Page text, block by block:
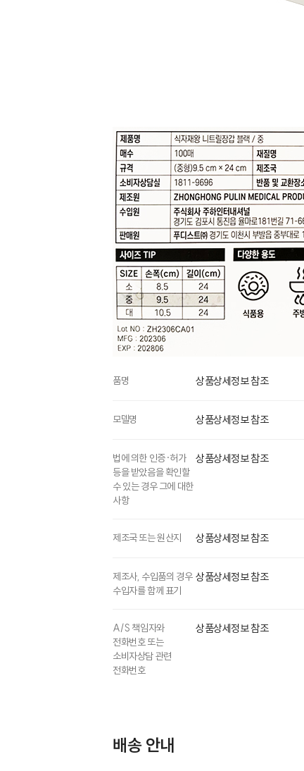
품명 상품상세정보 참조
모델명 상품상세정보 참조
법에 의한 인증·허가
등을 받았음을 확인할
수 있는 경우 그에 대한
사항
상품상세정보 참조
제조국 또는 원산지 상품상세정보 참조
제조사, 수입품의 경우
수입자를 함께 표기
상품상세정보 참조
A/S 책임자와
전화번호 또는
소비자상담 관련
전화번호
상품상세정보 참조
배송 안내